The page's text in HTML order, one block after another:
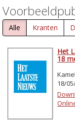
Alle Kranten
Het
18
18/